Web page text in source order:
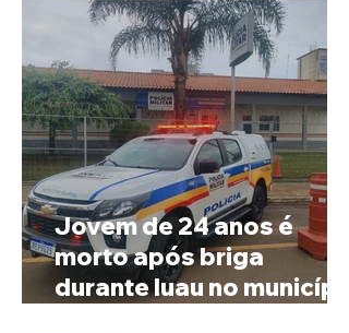
Jovem de 24 anos é
morto após briga
durante luau no município